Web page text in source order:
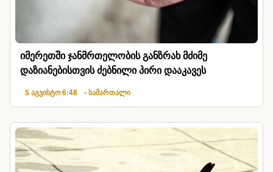
იმერეთში ჯანმრთელობის განზრახ მძიმე
დაზიანებისთვის ძებნილი პირი დააკავეს
5 აგვისტო 6:48 • სამართალი